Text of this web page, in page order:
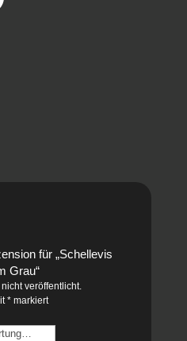
für „Schellevis
Grau“
veröffentlicht.
*markiert